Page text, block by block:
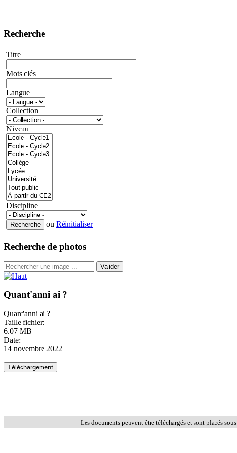
Recherche
Titre
Mots clés
Langue
Collection
Niveau
Discipline
ou Réinitialiser
Recherche de photos
Valider
Quant'anni ai ?
Quant'anni ai ?
Taille fichier:
6.07 MB
Date:
14 novembre 2022
Les documents peuvent être téléchargés et sont placés sous